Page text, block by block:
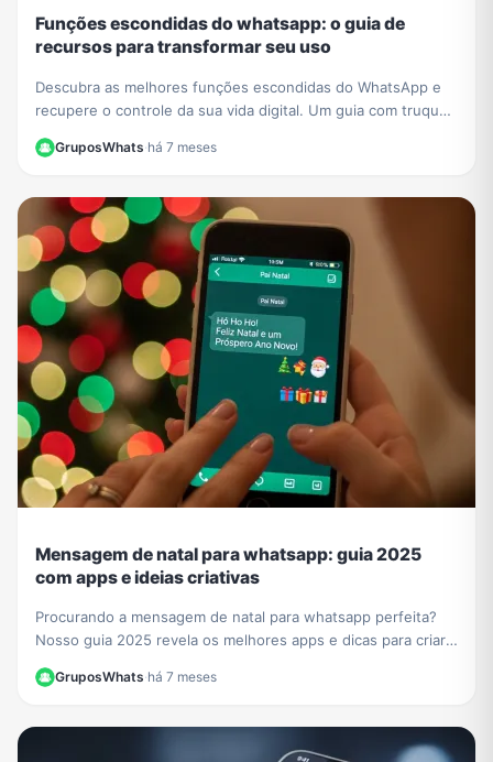
Funções escondidas do whatsapp: o guia de
recursos para transformar seu uso
Descubra as melhores funções escondidas do WhatsApp e
recupere o controle da sua vida digital. Um guia com truques
GruposWhats·há 7 meses
Mensagem de natal para whatsapp: guia 2025
com apps e ideias criativas
Procurando a mensagem de natal para whatsapp perfeita?
Nosso guia 2025 revela os melhores apps e dicas para criar
GruposWhats·há 7 meses